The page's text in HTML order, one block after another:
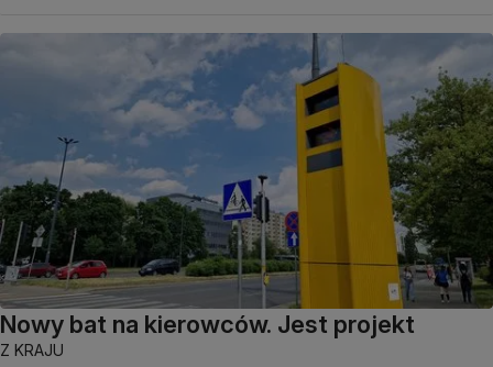
Nowy bat na kierowców. Jest projekt
Z KRAJU